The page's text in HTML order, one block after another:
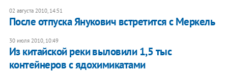
02 августа 2010, 14:51
После отпуска Янукович встретится с Меркель
30 июля 2010, 10:49
Из китайской реки выловили 1,5 тыс
контейнеров с ядохимикатами